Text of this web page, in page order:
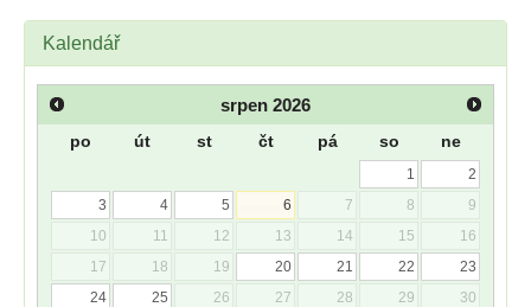
Kalendář
srpen 2026
po út st čt pá so ne
1
2
3
4 5 6 7 8
9
10
11 12 13 14 15
16
17
18 19 20 21 22
23
24
25 26 27 28 29
30